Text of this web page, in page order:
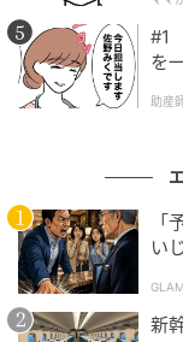
#1
を
助産
「
い
GLAM
新